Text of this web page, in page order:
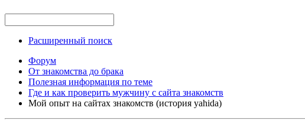
Расширенный поиск
Форум
От знакомства до брака
Полезная информация по теме
Где и как проверить мужчину с сайта знакомств
Мой опыт на сайтах знакомств (история yahida)